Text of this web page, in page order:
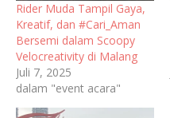
Rider Muda Tampil Gaya,
Kreatif, dan #Cari_Aman
Bersemi dalam Scoopy
Velocreativity di Malang
Juli 7, 2025
dalam "event acara"